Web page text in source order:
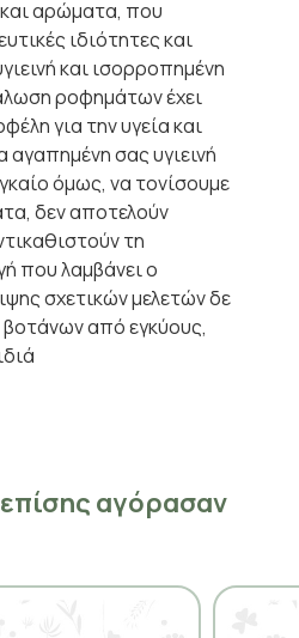
και αρώματα, που
ιδιότητες και
και ισορροπημένη
ροφημάτων έχει
για την υγεία και
αγαπημένη σας υγιεινή
όμως, να τονίσουμε
δεν αποτελούν
τη
που λαμβάνει ο
σχετικών μελετών δε
από εγκύους,
αγόρασαν